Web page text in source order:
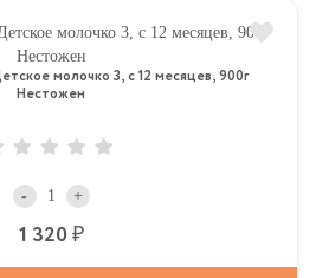
молочко 3, c 12 месяцев, 900г
Нестожен
- +
1 320